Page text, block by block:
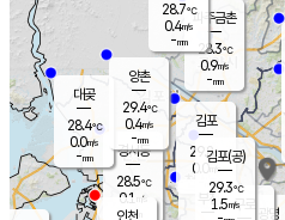
경서동
28.5℃
0.1 m/s
-mm
파주금촌
28.3℃
0.9m/s
-mm
대곶
28.4℃
0.0m/s
-mm
28.7℃
0.4m/s
-mm
김포
29.8℃
0.0 m/s
mm
광명
부천
양촌
29.4℃
0.4m/s
-mm
구로
김포(공)
29.3℃
1.5m/s
인천